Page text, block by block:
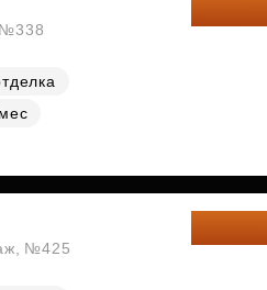
№338
№425